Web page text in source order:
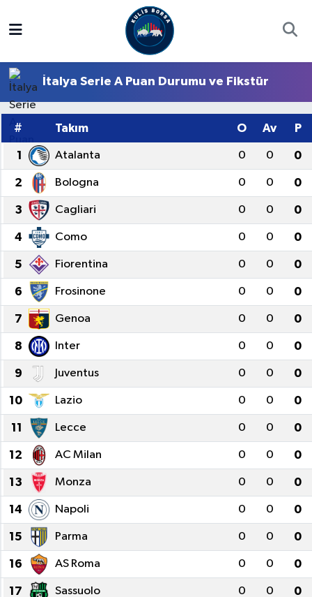
İtalya Serie A Puan Durumu ve Fikstür
# Takım O Av P
1 Atalanta 0 0 0
2 Bologna 0 0 0
3 Cagliari 0 0 0
4 Como 0 0 0
5 Fiorentina 0 0 0
6 Frosinone 0 0 0
7 Genoa 0 0 0
8 Inter 0 0 0
9 Juventus 0 0 0
10 Lazio 0 0 0
11 Lecce 0 0 0
12 AC Milan 0 0 0
13 Monza 0 0 0
14 Napoli 0 0 0
15 Parma 0 0 0
16 AS Roma 0 0 0
17 Sassuolo 0 0 0
Hisse Yorumu
Kulis Haber
Halka Arzlar
Ekonomi
Trafik Durumu
Süper Lig Puan Durumu ve Fikstür
Tüm Manşetler
Son Dakika Haberleri
Haber Arşivi